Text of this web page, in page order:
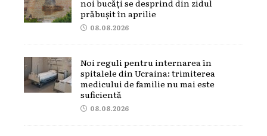
noi bucăți se desprind din zidul
prăbușit în aprilie
08.08.2026
Noi reguli pentru internarea în
spitalele din Ucraina: trimiterea
medicului de familie nu mai este
suficientă
08.08.2026